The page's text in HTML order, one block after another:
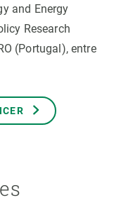
and Energy
Research
(Portugal), entre